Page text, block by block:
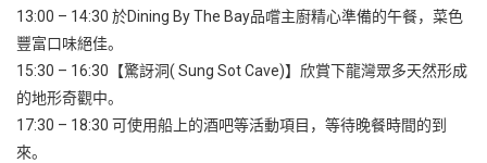
13:00 – 14:30 於Dining By The Bay品嚐主廚精心準備的午餐，菜色
豐富口味絕佳。
15:30 – 16:30【驚訝洞( Sung Sot Cave)】欣賞下龍灣眾多天然形成
的地形奇觀中。
17:30 – 18:30 可使用船上的酒吧等活動項目，等待晚餐時間的到
來。